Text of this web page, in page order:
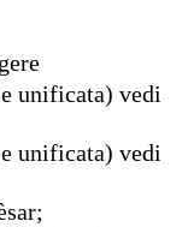
unificata) vedi
unificata) vedi